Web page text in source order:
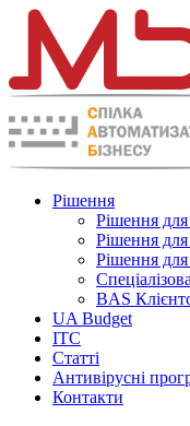
Рішення
Рішення для
Рішення для
Рішення для
BAS
UA Budget
ITC
Статті
Антивірусні
Контакти